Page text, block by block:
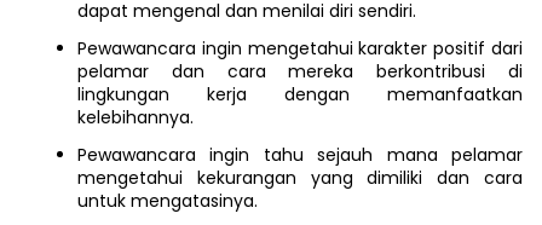
dapat mengenal dan menilai diri sendiri.
Pewawancara ingin mengetahui karakter positif dari
pelamar dan cara mereka berkontribusi di
lingkungan kerja dengan memanfaatkan
kelebihannya.
Pewawancara ingin tahu sejauh mana pelamar
mengetahui kekurangan yang dimiliki dan cara
untuk mengatasinya.